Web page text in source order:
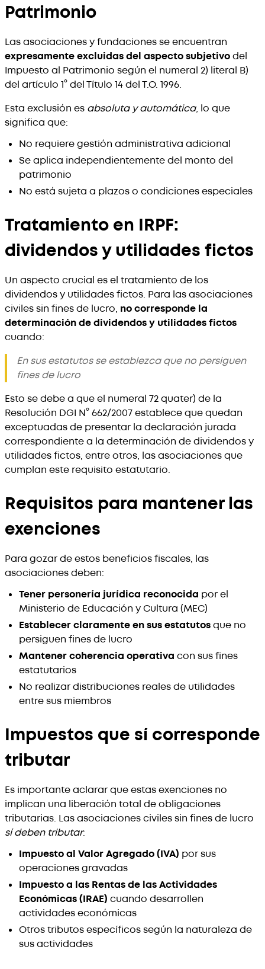
Patrimonio
Las asociaciones y fundaciones se encuentran
expresamente excluidas del aspecto subjetivodel
Impuesto al Patrimonio según el numeral 2) literal B)
del artículo 1° del Título 14 del T.O. 1996.
Esta exclusión es absoluta y automática, lo que
significa que:
No requiere gestión administrativa adicional
Se aplica independientemente del monto del
patrimonio
No está sujeta a plazos o condiciones especiales
Tratamiento en IRPF:
dividendos y utilidades fictos
Un aspecto crucial es el tratamiento de los
dividendos y utilidades fictos. Para las asociaciones
civiles sin fines de lucro, no corresponde la
determinación de dividendos y utilidades fictos
cuando:
En sus estatutos se establezca que no persiguen
fines de lucro
Esto se debe a que el numeral 72 quater) de la
Resolución DGI N° 662/2007 establece que quedan
exceptuadas de presentar la declaración jurada
correspondiente a la determinación de dividendos y
utilidades fictos, entre otros, las asociaciones que
cumplan este requisito estatutario.
Requisitos para mantener las
exenciones
Para gozar de estos beneficios fiscales, las
asociaciones deben:
Tener personería jurídica reconocida por el
Ministerio de Educación y Cultura (MEC)
Establecer claramente en sus estatutosque no
persiguen fines de lucro
Mantener coherencia operativa con sus fines
estatutarios
No realizar distribuciones reales de utilidades
entre sus miembros
Impuestos que sí corresponde
tributar
Es importante aclarar que estas exenciones no
implican una liberación total de obligaciones
tributarias. Las asociaciones civiles sin fines de lucro
sí deben tributar:
Impuesto al Valor Agregado (IVA) por sus
operaciones gravadas
Impuesto a las Rentas de las Actividades
Económicas (IRAE) cuando desarrollen
actividades económicas
Otros tributos específicos según la naturaleza de
sus actividades